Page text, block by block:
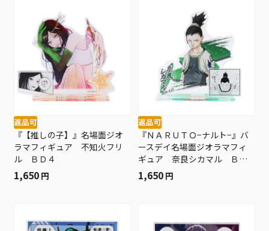
返品可
『【推しの子】』名場面ジオ
ラマフィギュア 不知火フリ
ル ＢＤ４
1,650 円
返品可
『ＮＡＲＵＴＯ−ナルト−』バ
ースデイ名場面ジオラマフィ
ギュア 奈良シカマル ＢＤ
３
1,650 円